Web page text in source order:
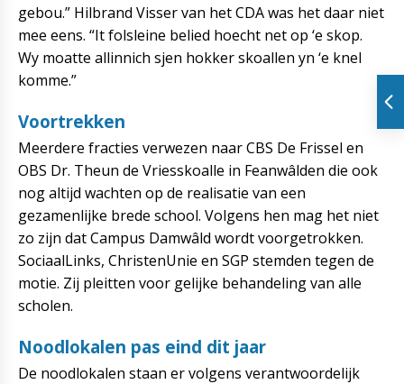
gebou.” Hilbrand Visser van het CDA was het daar niet
mee eens. “It folsleine belied hoecht net op ‘e skop.
Wy moatte allinnich sjen hokker skoallen yn ‘e knel
komme.”
Voortrekken
Meerdere fracties verwezen naar CBS De Frissel en
OBS Dr. Theun de Vriesskoalle in Feanwâlden die ook
nog altijd wachten op de realisatie van een
gezamenlijke brede school. Volgens hen mag het niet
zo zijn dat Campus Damwâld wordt voorgetrokken.
SociaalLinks, ChristenUnie en SGP stemden tegen de
motie. Zij pleitten voor gelijke behandeling van alle
scholen.
Noodlokalen pas eind dit jaar
De noodlokalen staan er volgens verantwoordelijk